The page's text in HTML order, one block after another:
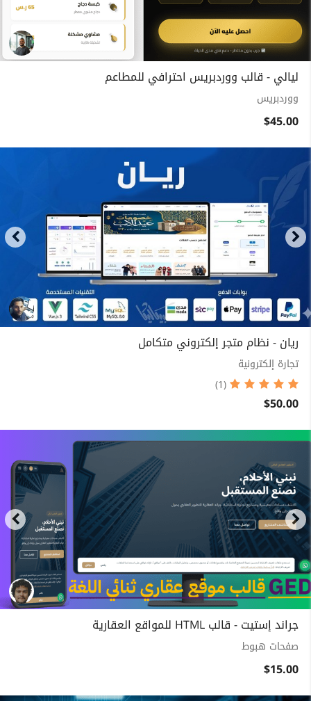
ليالي - قالب ووردبريس احترافي للمطاعم
ووردبريس
$45.00
ريان - نظام متجر إلكتروني متكامل
تجارة إلكترونية
(1)
$50.00
جراند إستيت - قالب HTML للمواقع العقارية
صفحات هبوط
$15.00